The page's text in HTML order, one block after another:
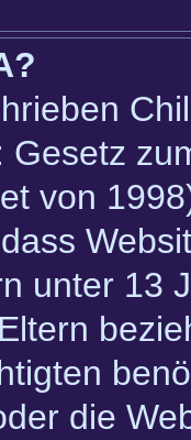
Gesetz
von
unter 13
die